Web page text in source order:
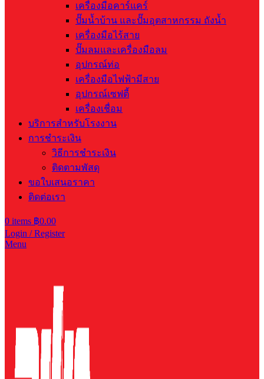
เครื่องมือคาร์แคร์
ปั๊มน้ำบ้าน และปั๊มอุตสาหกรรม ถังน้ำ
เครื่องมือไร้สาย
ปั๊มลมและเครื่องมือลม
อุปกรณ์ท่อ
เครื่องมือไฟฟ้ามีสาย
อุปกรณ์เซฟตี้
เครื่องเชื่อม
บริการสำหรับโรงงาน
การชำระเงิน
วิธีการชำระเงิน
ติดตามพัสดุ
ขอใบเสนอราคา
ติดต่อเรา
0 items ฿0.00
Login / Register
Menu